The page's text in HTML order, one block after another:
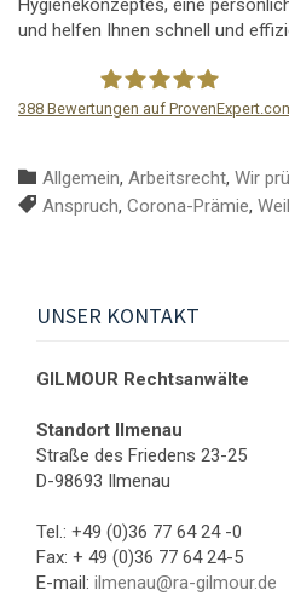
Hygienekonzeptes, eine
und helfen Ihnen schnell und
388 Bewertungen auf
 Kategorie:
Allgemein, Arbeitsrecht, Wir
 Schlagwörter:
Anspruch, Corona-Prämie,
UNSER KONTAKT
GILMOUR Rechtsanwälte
Standort Ilmenau
Straße des Friedens 23-25
D-98693 Ilmenau
Tel.: +49 (0)36 77 64 24 -0
Fax: + 49 (0)36 77 64 24-5
E-mail: ilmenau@ra-gilmour.de